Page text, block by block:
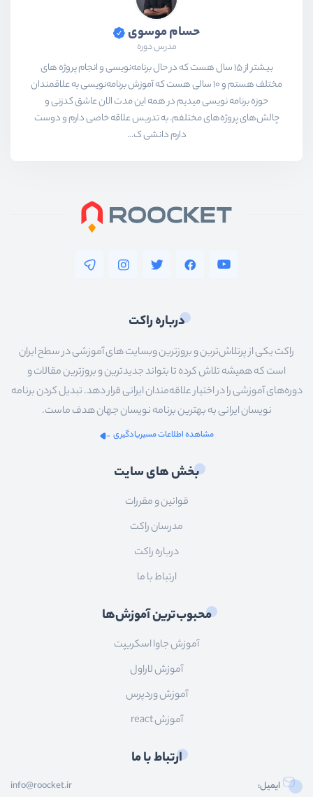
حسام موسوی
مدرس دوره
بیشتر از ۱۵ سال هست که در حال برنامه‌نویسی و انجام پروژه های
مختلف هستم و ۱۰ سالی هست که آموزش برنامه‌نویسی به علاقمندان
حوزه برنامه نویسی میدیم در همه این مدت الان عاشق کدزنی و
چالش‌های پروژه‌های مختلفم. به تدریس علاقه خاصی دارم و دوست
دارم دانشی ک...
درباره راکت
راکت یکی از پرتلاش‌ترین و بروزترین وبسایت های آموزشی در سطح ایران
است که همیشه تلاش کرده تا بتواند جدیدترین و بروزترین مقالات و
دوره‌های آموزشی را در اختیار علاقه‌مندان ایرانی قرار دهد. تبدیل کردن برنامه
نویسان ایرانی به بهترین برنامه نویسان جهان هدف ماست.
مشاهده اطلاعات مسیریادگیری
بخش های سایت
قوانین و مقررات
مدرسان راکت
درباره راکت
ارتباط با ما
محبوب‌ترین آموزش‌ها
آموزش جاوا اسکریپت
آموزش لاراول
آموزش وردپرس
آموزش react
ارتباط با ما
ایمیل: info@roocket.ir